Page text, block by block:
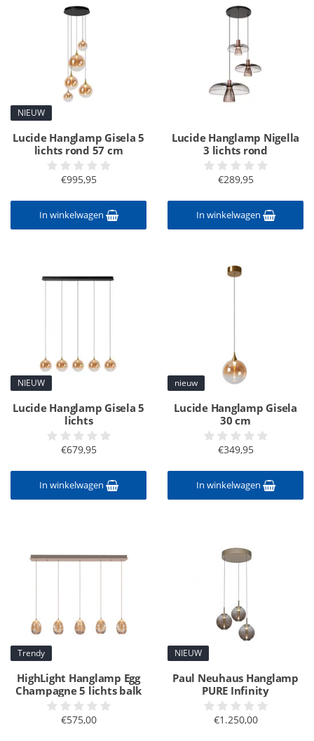
NIEUW
Lucide Hanglamp Gisela 5
lichts rond 57 cm
€995,95
In winkelwagen
Lucide Hanglamp Nigella
3 lichts rond
€289,95
In winkelwagen
NIEUW
Lucide Hanglamp Gisela 5
lichts
€679,95
In winkelwagen
nieuw
Lucide Hanglamp Gisela
30 cm
€349,95
In winkelwagen
Trendy
HighLight Hanglamp Egg
Champagne 5 lichts balk
€575,00
NIEUW
Paul Neuhaus Hanglamp
PURE Infinity
€1.250,00